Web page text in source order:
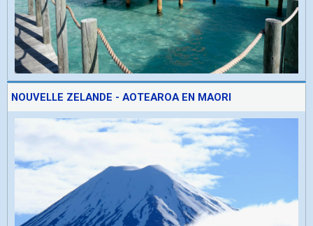
NOUVELLE ZELANDE - AOTEAROA EN MAORI